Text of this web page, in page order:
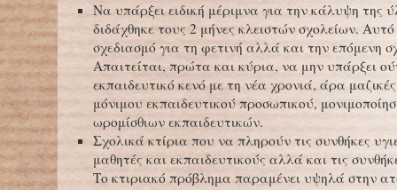
Να υπάρξει ειδική μέριμνα για την κάλυψη της
διδάχθηκε τους 2 μήνες κλειστών σχολείων. Αυτό
σχεδιασμό για τη φετινή αλλά και την επόμενη
Απαιτείται, πρώτα και κύρια, να μην υπάρξει
εκπαιδευτικό κενό με τη νέα χρονιά, άρα
μόνιμου εκπαιδευτικού προσωπικού,
ωρομίσθιων εκπαιδευτικών.
Σχολικά κτίρια που να πληρούν τις συνθήκες
μαθητές και εκπαιδευτικούς αλλά και τις
Το κτιριακό πρόβλημα παραμένει υψηλά στην